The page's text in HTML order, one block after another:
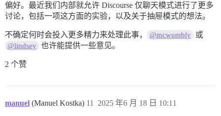
偏好。最近我们内部就允许 Discourse 仅聊天模式进行了更多
讨论，包括一项这方面的实验，以及关于抽屉模式的想法。
不确定何时会投入更多精力来处理此事， @mcwumbly 或
@lindsey 也许能提供一些意见。
2 个赞
manuel (Manuel Kostka) 2025 年6 月 18 日 10:11
11